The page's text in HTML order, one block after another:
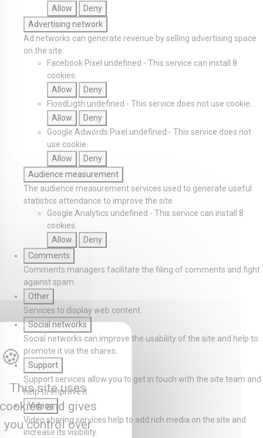
Allow
Deny
Advertising network
Ad networks can generate revenue by selling advertising space
on the site.
Facebook Pixel undefined - This service can install 8
cookies.
Allow
Deny
FloodLigth undefined - This service does not use cookie.
Allow
Deny
Google Adwords Pixel undefined - This service does not
use cookie.
Allow
Deny
Audience measurement
The audience measurement services used to generate useful
statistics attendance to improve the site.
Google Analytics undefined - This service can install 8
cookies.
Allow
Deny
Comments
Comments managers facilitate the filing of comments and fight
against spam.
Other
Services to display web content.
Social networks
Social networks can improve the usability of the site and help to
promote it via the shares.
Support
Support services allow you to get in touch with the site team and
help to improve it.
Videos
Video sharing services help to add rich media on the site and
increase its visibility.
This site uses
and gives
you control over